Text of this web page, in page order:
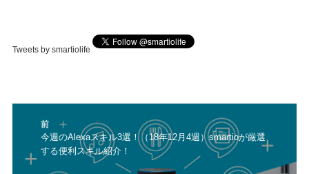
Tweets by smartiolife
前
前
の
今週のAlexaスキル3選！（18年12月4週）smartioが厳選
する便利スキル紹介！